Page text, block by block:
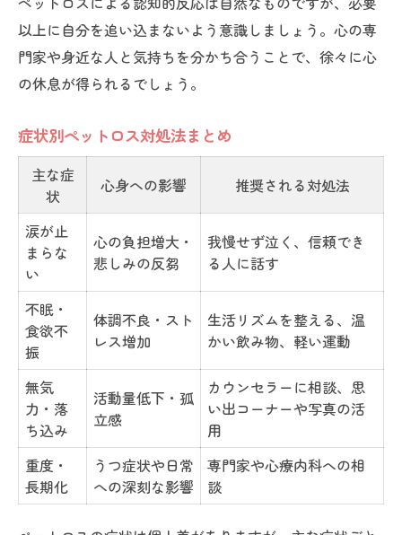
以上に自分を追い込まないよう意識しましょう。心の専
門家や身近な人と気持ちを分かち合うことで、徐々に心
の休息が得られるでしょう。
症状別ペットロス対処法まとめ
主な症
状
心身への影響 推奨される対処法
涙が止
まらな
い
心の負担増大・
悲しみの反芻
我慢せず泣く、信頼でき
る人に話す
不眠・
食欲不
振
体調不良・スト
レス増加
生活リズムを整える、温
かい飲み物、軽い運動
無気
力・落
ち込み
活動量低下・孤
立感
カウンセラーに相談、思
い出コーナーや写真の活
用
重度・
長期化
うつ症状や日常
への深刻な影響
専門家や心療内科への相
談